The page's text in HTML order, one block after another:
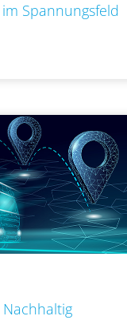
im Spannungsfeld